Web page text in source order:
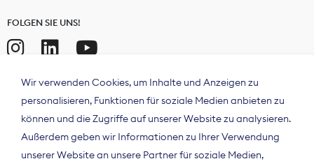
FOLGEN SIE UNS!
Wir verwenden Cookies, um Inhalte und Anzeigen zu
personalisieren, Funktionen für soziale Medien anbieten zu
können und die Zugriffe auf unserer Website zu analysieren.
Außerdem geben wir Informationen zu Ihrer Verwendung
unserer Website an unsere Partner für soziale Medien,